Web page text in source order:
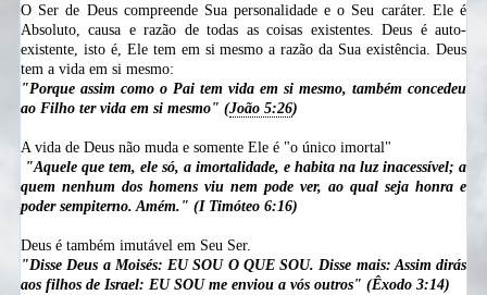
O Ser de Deus compreende Sua personalidade e o Seu caráter. Ele é
Absoluto, causa e razão de todas as coisas existentes. Deus é auto-
existente, isto é, Ele tem em si mesmo a razão da Sua existência. Deus
tem a vida em si mesmo:
"Porque assim como o Pai tem vida em si mesmo, também concedeu
ao Filho ter vida em si mesmo" (João 5:26)
A vida de Deus não muda e somente Ele é "o único imortal"
"Aquele que tem, ele só, a imortalidade, e habita na luz inacessível; a
quem nenhum dos homens viu nem pode ver, ao qual seja honra e
poder sempiterno. Amém." (I Timóteo 6:16)
Deus é também imutável em Seu Ser.
"Disse Deus a Moisés: EU SOU O QUE SOU. Disse mais: Assim dirás
aos filhos de Israel: EU SOU me enviou a vós outros" (Êxodo 3:14)